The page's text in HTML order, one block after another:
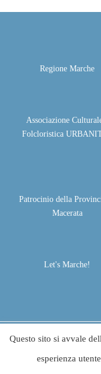
Regione Marche
Associazione
Folcloristica
Patrocinio della
Macerata
Let's Marche!
© 2026 - Festival
Questo sito si avvale
esperienza